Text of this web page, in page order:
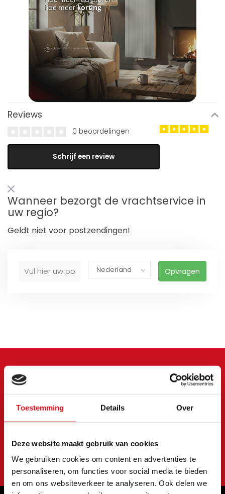
Toestemming Details Over
Deze website maakt gebruik van cookies
We gebruiken cookies om content en advertenties te
personaliseren, om functies voor social media te bieden
en om ons websiteverkeer te analyseren. Ook delen we
Reviews
0 beoordelingen
Schrijf een review
Wanneer bezorgt de vrachtservice in
uw regio?
Geldt niet voor postzendingen!
Opvragen
nieuwsbrief